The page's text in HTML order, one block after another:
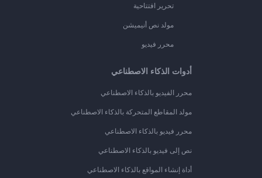
تحرير افتتاحية
مولد نص أنيميشن
محرر فيديو
أدوات الذكاء الاصطناعي
محرر الفيديو بالذكاء الاصطناعي
مولد المقاطع المتحركة بالذكاء الاصطناعي
محرر فيديو بالذكاء الاصطناعي
نص إلى فيديو بالذكاء الاصطناعي
أداة إنشاء المواقع بالذكاء الاصطناعي